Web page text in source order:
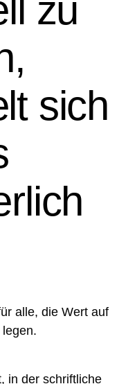
zu
sich
alle, die Wert auf
in der schriftliche